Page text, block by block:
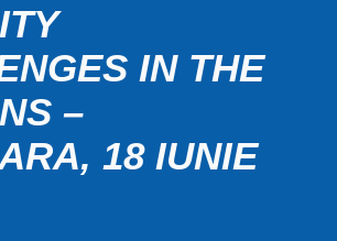
IN THE
–
18 IUNIE